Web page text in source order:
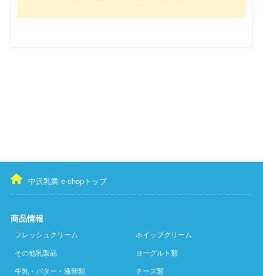
中沢乳業 e-shopトップ
商品情報
フレッシュクリーム
ホイップクリーム
その他乳製品
ヨーグルト類
牛乳・バター・液卵類
チーズ類